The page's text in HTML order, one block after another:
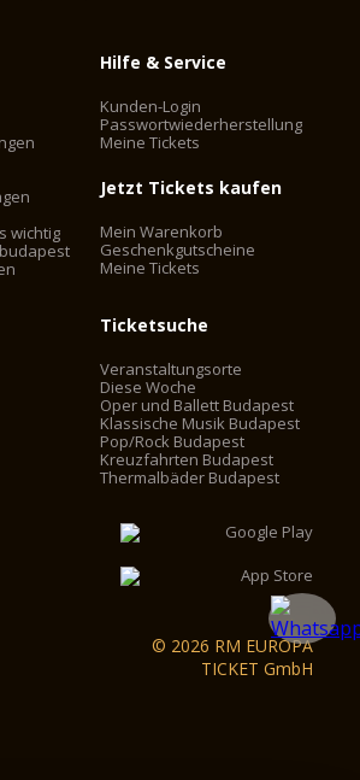
wichtig
Hilfe & Service
Kunden-Login
Passwortwiederherstellung
Meine Tickets
Jetzt Tickets kaufen
Mein Warenkorb
Geschenkgutscheine
Meine Tickets
Ticketsuche
Veranstaltungsorte
Diese Woche
Oper und Ballett Budapest
Klassische Musik Budapest
Pop/Rock Budapest
Kreuzfahrten Budapest
Thermalbäder Budapest
© 2026 RM EUROPA
TICKET GmbH